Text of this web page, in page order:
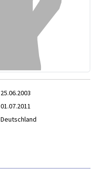
25.06.2003
01.07.2011
Deutschland